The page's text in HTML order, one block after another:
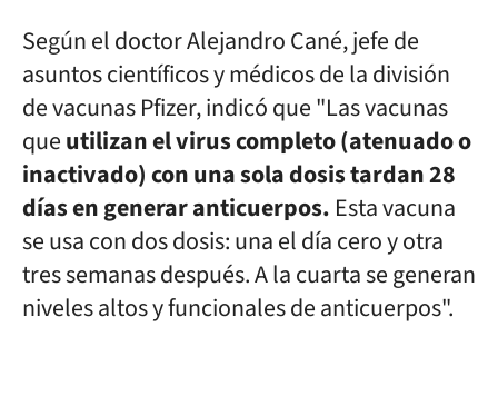
Según el doctor Alejandro Cané, jefe de
asuntos científicos y médicos de la división
de vacunas Pfizer, indicó que "Las vacunas
queutilizan el virus completo (atenuado o
inactivado) con una sola dosis tardan 28
días en generar anticuerpos. Esta vacuna
se usa con dos dosis: una el día cero y otra
tres semanas después. A la cuarta se generan
niveles altos y funcionales de anticuerpos".